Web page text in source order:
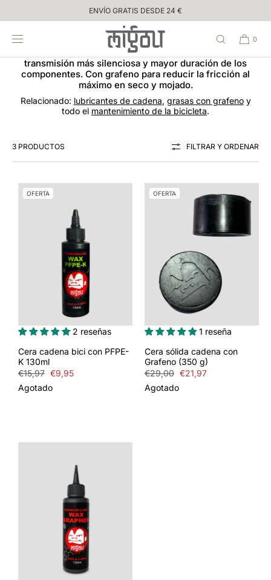
AL CONTENIDO
ENVÍO GRATIS DESDE 24 €
0
cera cadena bici
cera cadena bici
La cera para cadena de bicicleta
es la alternativa limpia
al lubricante tradicional: menos suciedad adherida,
transmisión más silenciosa y mayor duración de los
componentes. Con grafeno para reducir la fricción al
máximo en seco y mojado.
Relacionado: lubricantes de cadena, grasas con grafenoy
todo el mantenimiento de la bicicleta.
3 PRODUCTOS FILTRAR Y ORDENAR
OFERTA
2 reseñas
Cera cadena bici con PFPE-
K 130ml
Precio
habitual
€15,97 Precio
oferta
€9,95
Agotado
OFERTA
1 reseña
Cera sólida cadena con
Grafeno (350 g)
Precio
habitual
€29,00 Precio
€21,97
Agotado